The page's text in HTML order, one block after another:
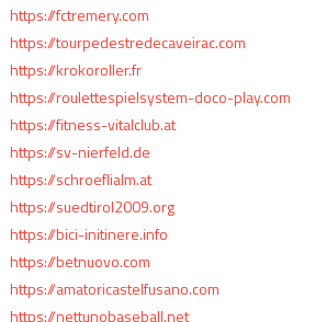
https://fctremery.com
https://tourpedestredecaveirac.com
https://krokoroller.fr
https://roulettespielsystem-doco-play.com
https://fitness-vitalclub.at
https://sv-nierfeld.de
https://schroeflialm.at
https://suedtirol2009.org
https://bici-initinere.info
https://betnuovo.com
https://amatoricastelfusano.com
https://nettunobaseball.net